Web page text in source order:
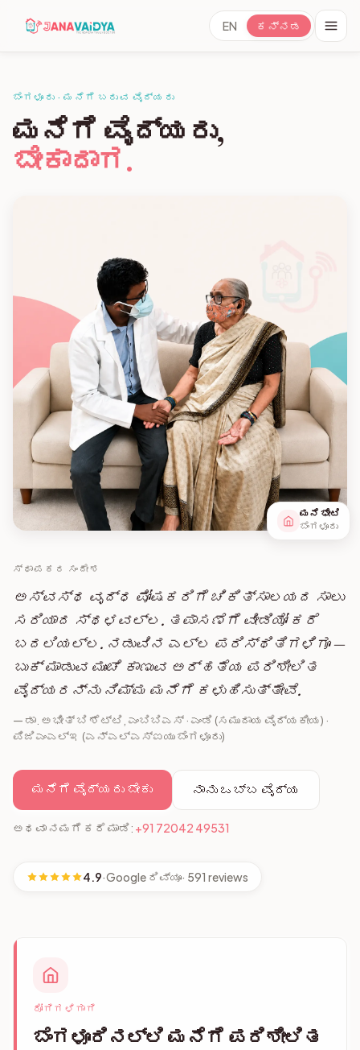
EN ಕನ್ನಡ
ಬೆಂಗಳೂರು · ಮನೆಗೆ ಬರುವ ವೈದ್ಯರು
ಮನೆಗೆ ವೈದ್ಯರು,
ಬೇಕಾದಾಗ.
ಮನೆ ಭೇಟಿ
ಬೆಂಗಳೂರು
ಸ್ಥಾಪಕರ ಸಂದೇಶ
ಅಸ್ವಸ್ಥ ವೃದ್ಧ ಪೋಷಕರಿಗೆ ಚಿಕಿತ್ಸಾಲಯದ ಸಾಲು
ಸರಿಯಾದ ಸ್ಥಳವಲ್ಲ. ತಪಾಸಣೆಗೆ ವೀಡಿಯೋ ಕರೆ
ಬದಲಿಯಲ್ಲ. ನಡುವಿನ ಎಲ್ಲ ಪರಿಸ್ಥಿತಿಗಳಿಗೂ —
ಬುಕ್ ಮಾಡುವ ಮುಂಚೆ ಕಾಣುವ ಅರ್ಹತೆಯ ಪರಿಶೀಲಿತ
ವೈದ್ಯರನ್ನು ನಿಮ್ಮ ಮನೆಗೆ ಕಳುಹಿಸುತ್ತೇವೆ.
— ಡಾ. ಅಭೀತ್ ಬಿ ಶೆಟ್ಟಿ, ಎಂಬಿಬಿಎಸ್ · ಎಂಡಿ (ಸಮುದಾಯ ವೈದ್ಯಕೀಯ) ·
ಪಿಜಿಎಂಎಲ್‌ಇ (ಎನ್‌ಎಲ್‌ಎಸ್‌ಐಯು ಬೆಂಗಳೂರು)
ಮನೆಗೆ ವೈದ್ಯರು ಬೇಕು ನಾನು ಒಬ್ಬ ವೈದ್ಯ
ಅಥವಾ ನಮಗೆ ಕರೆ ಮಾಡಿ: +91 72042 49531
4.9·Google ರಿವ್ಯೂ· 591 reviews
ರೋಗಿಗಳಿಗಾಗಿ
ಬೆಂಗಳೂರಿನಲ್ಲಿ ಮನೆಗೆ ಪರಿಶೀಲಿತ